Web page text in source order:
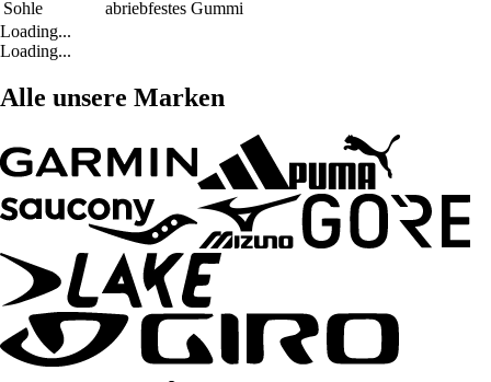
Sohle
abriebfestes Gummi
Loading...
Loading...
Alle unsere Marken